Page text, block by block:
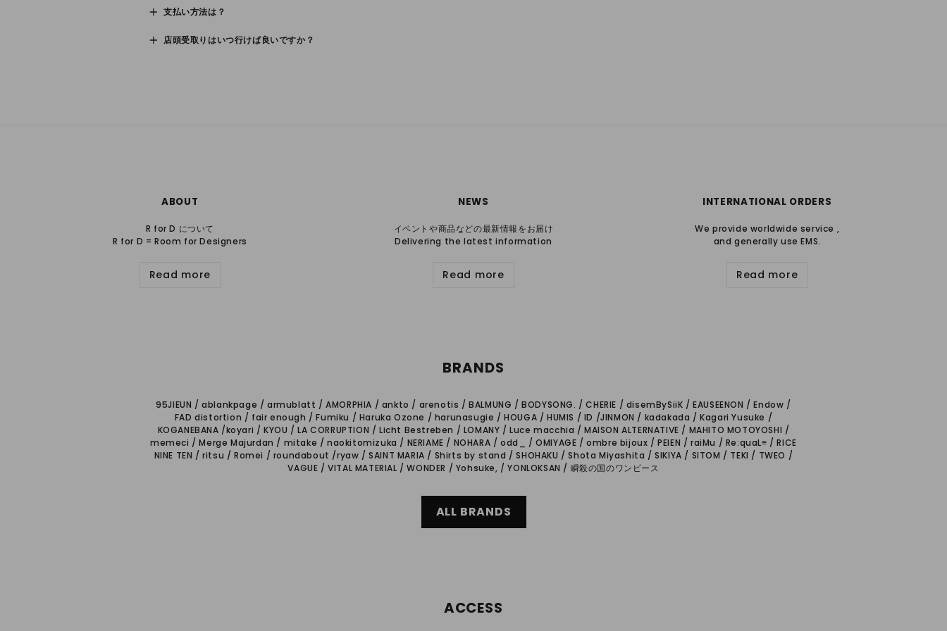
支払い方法は？
店頭受取りはいつ行けば良いですか？
ABOUT
R for D について
R for D = Room for Designers
Read more
NEWS
イベントや商品などの最新情報をお届け
Delivering the latest information
Read more
INTERNATIONAL ORDERS
We provide worldwide service ,
and generally use EMS.
Read more
BRANDS
95JIEUN / ablankpage / armublatt / AMORPHIA / ankto / arenotis / BALMUNG / BODYSONG. / CHERIE / disemBySiiK / EAUSEENON / Endow /
FAD distortion / fair enough / Fumiku / Haruka Ozone / harunasugie / HOUGA / HUMIS / ID /JINMON / kadakada / Kagari Yusuke /
KOGANEBANA /koyari / KYOU / LA CORRUPTION / Licht Bestreben / LOMANY / Luce macchia / MAISON ALTERNATIVE / MAHITO MOTOYOSHI /
memeci / Merge Majurdan / mitake / naokitomizuka / NERIAME / NOHARA / odd_ / OMIYAGE / ombre bijoux / PEIEN / raiMu / Re:quaL≡ / RICE
NINE TEN / ritsu / Romei / roundabout /ryaw / SAINT MARIA / Shirts by stand / SHOHAKU / Shota Miyashita / SIKIYA / SITOM / TEKI / TWEO /
VAGUE / VITAL MATERIAL / WONDER / Yohsuke, / YONLOKSAN / 瞬殺の国のワンピース
ALL BRANDS
ACCESS